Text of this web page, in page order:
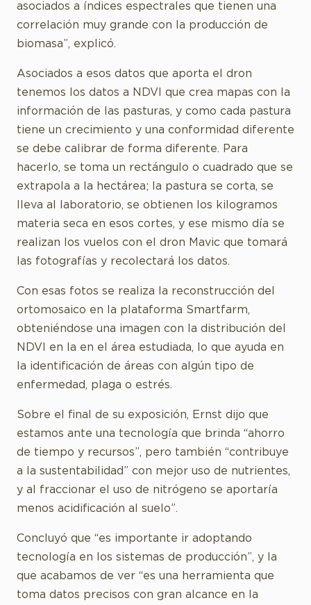
asociados a índices espectrales que tienen una
correlación muy grande con la producción de
biomasa”, explicó.
Asociados a esos datos que aporta el dron
tenemos los datos a NDVI que crea mapas con la
información de las pasturas, y como cada pastura
tiene un crecimiento y una conformidad diferente
se debe calibrar de forma diferente. Para
hacerlo, se toma un rectángulo o cuadrado que se
extrapola a la hectárea; la pastura se corta, se
lleva al laboratorio, se obtienen los kilogramos
materia seca en esos cortes, y ese mismo día se
realizan los vuelos con el dron Mavic que tomará
las fotografías y recolectará los datos.
Con esas fotos se realiza la reconstrucción del
ortomosaico en la plataforma Smartfarm,
obteniéndose una imagen con la distribución del
NDVI en la en el área estudiada, lo que ayuda en
la identificación de áreas con algún tipo de
enfermedad, plaga o estrés.
Sobre el final de su exposición, Ernst dijo que
estamos ante una tecnología que brinda “ahorro
de tiempo y recursos”, pero también “contribuye
a la sustentabilidad” con mejor uso de nutrientes,
y al fraccionar el uso de nitrógeno se aportaría
menos acidificación al suelo”.
Concluyó que “es importante ir adoptando
tecnología en los sistemas de producción”, y la
que acabamos de ver “es una herramienta que
toma datos precisos con gran alcance en la